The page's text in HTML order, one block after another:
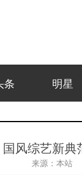
条 明星
国风综艺新
来源： 本站